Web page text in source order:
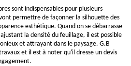
sont indispensables pour plusieurs
permettre de façonner la silhouette des
esthétique. Quand on se débarrasse
la densité du feuillage, il est possible
et attrayant dans le paysage. G.B
et il est à noter qu'il dresse un devis